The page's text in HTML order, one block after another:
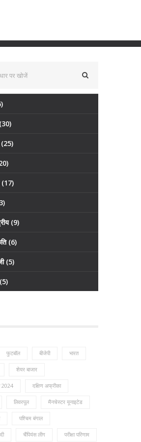
(30)
(25)
(17)
(9)
(6)
(5)
(5)
फुटबॉल बीजेपी भारत
शेयर बाजार
2024 दक्षिण अफ्रीका
लिवरपूल मैनचेस्टर यूनाइटेड
पश्चिम बंगाल
चैंपियंस लीग परीक्षा परिणाम